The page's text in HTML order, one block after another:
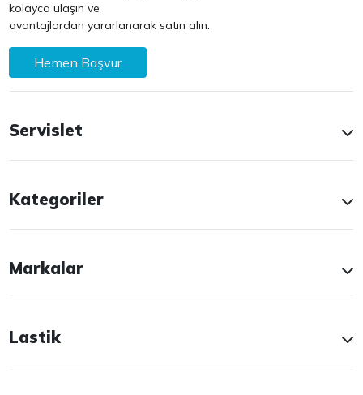
kolayca ulaşın ve
avantajlardan yararlanarak satın alın.
Hemen Başvur
Servislet
Kategoriler
Markalar
Lastik